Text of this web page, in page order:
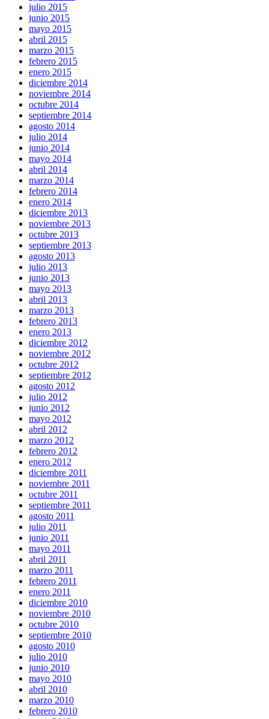
julio 2015
junio 2015
mayo 2015
abril 2015
marzo 2015
febrero 2015
enero 2015
diciembre 2014
noviembre 2014
octubre 2014
septiembre 2014
agosto 2014
julio 2014
junio 2014
mayo 2014
abril 2014
marzo 2014
febrero 2014
enero 2014
diciembre 2013
noviembre 2013
octubre 2013
septiembre 2013
agosto 2013
julio 2013
junio 2013
mayo 2013
abril 2013
marzo 2013
febrero 2013
enero 2013
diciembre 2012
noviembre 2012
octubre 2012
septiembre 2012
agosto 2012
julio 2012
junio 2012
mayo 2012
abril 2012
marzo 2012
febrero 2012
enero 2012
diciembre 2011
noviembre 2011
octubre 2011
septiembre 2011
agosto 2011
julio 2011
junio 2011
mayo 2011
abril 2011
marzo 2011
febrero 2011
enero 2011
diciembre 2010
noviembre 2010
octubre 2010
septiembre 2010
agosto 2010
julio 2010
junio 2010
mayo 2010
abril 2010
marzo 2010
febrero 2010